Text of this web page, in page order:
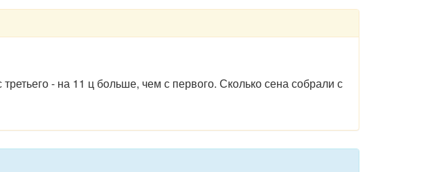
- на 11 ц больше, чем с первого. Сколько сена собрали с